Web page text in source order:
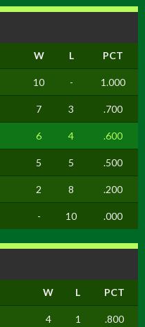
W L PCT
10 - 1.000
7 3 .700
6 4 .600
5 5 .500
2 8 .200
- 10 .000
W L PCT
4 1 .800